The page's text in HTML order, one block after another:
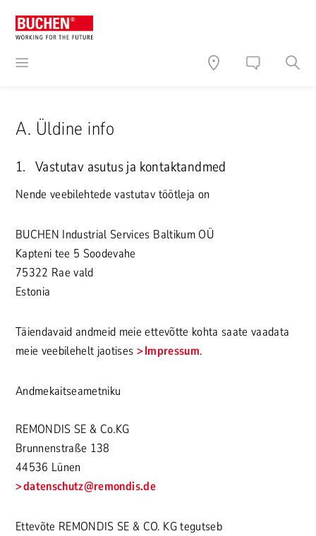
A. Üldine info
1. Vastutav asutus ja kontaktandmed
Nende veebilehtede vastutav töötleja on
BUCHEN Industrial Services Baltikum OÜ
Kapteni tee 5 Soodevahe
75322 Rae vald
Estonia
Täiendavaid andmeid meie ettevõtte kohta saate vaadata
meie veebilehelt jaotises
Impressum.
Andmekaitseametniku
REMONDIS SE & Co.KG
Brunnenstraße 138
44536 Lünen
datenschutz@remondis.de
Ettevõte REMONDIS SE & CO. KG tegutseb